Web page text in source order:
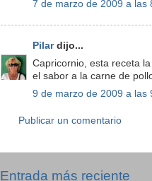
7 de marzo de 2009 a las
Pilardijo...
Capricornio, esta receta
el sabor a la carne de
9 de marzo de 2009 a las
Publicar un comentario
Entrada más reciente